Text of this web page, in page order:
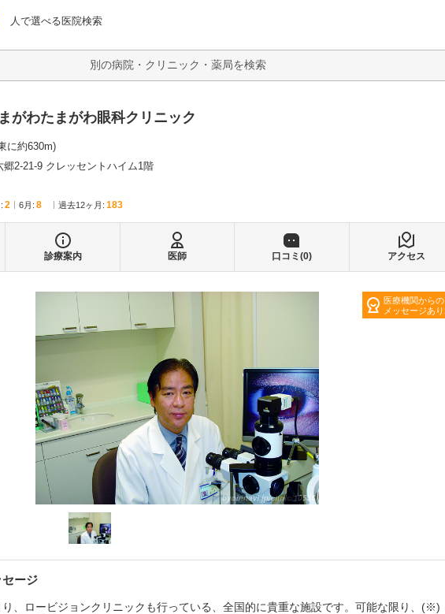
人で選べる医院検索
病院なび
検索
がわたまがわ眼科クリニック
に約630m)
2-21-9 クレッセントハイム1階
: 2 6月 : 8 過去12ヶ月: 183
診療案内 医師 口コミ(0) アクセス
医療機関からの
メッセージあり
ージ
、ロービジョンクリニックも行っている、全国的に貴重な施設です。可能な限り、(※)